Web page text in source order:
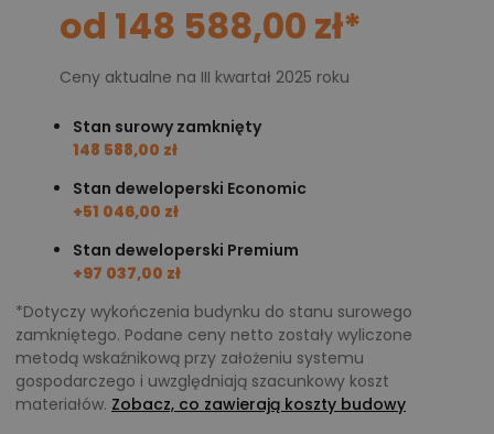
od 148 588,00 zł*
Ceny aktualne na III kwartał 2025 roku
Stan surowy zamknięty
148 588,00 zł
Stan deweloperski Economic
+51 046,00 zł
Stan deweloperski Premium
+97 037,00 zł
*Dotyczy wykończenia budynku do stanu surowego
zamkniętego. Podane ceny netto zostały wyliczone
metodą wskaźnikową przy założeniu systemu
gospodarczego i uwzględniają szacunkowy koszt
materiałów. Zobacz, co zawierają koszty budowy